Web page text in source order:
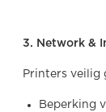
3. Network &
Printers veilig
Beperking